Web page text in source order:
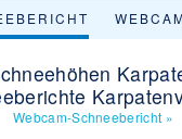
Webcam-Schneebericht »